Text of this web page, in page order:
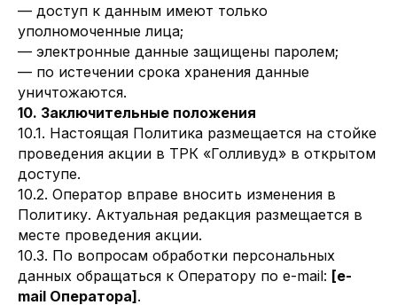
— доступ к данным имеют только
уполномоченные лица;
— электронные данные защищены паролем;
— по истечении срока хранения данные
уничтожаются.
10. Заключительные положения
10.1. Настоящая Политика размещается на стойке
проведения акции в ТРК «Голливуд» в открытом
доступе.
10.2. Оператор вправе вносить изменения в
Политику. Актуальная редакция размещается в
месте проведения акции.
10.3. По вопросам обработки персональных
данных обращаться к Оператору по e-mail: [e-
mail Оператора].